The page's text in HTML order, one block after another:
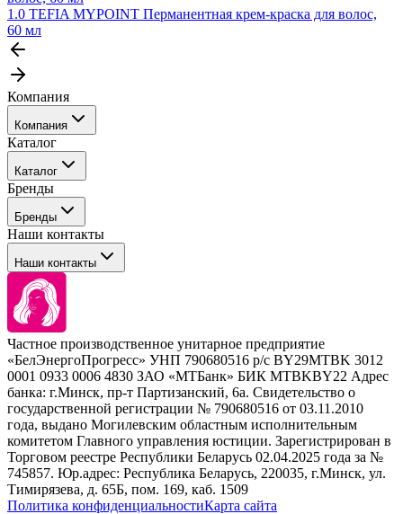
1.0 TEFIA MYPOINT Перманентная крем-краска для волос,
60 мл
Компания
Компания
События
Покупателю
Каталог
Каталог
Профессиональные средства для окрашивания волос
Сервисные средства
Уход
Стайлинг
Брови и ресницы
Барберинг
Наборы
Расходные материалы
Бренды
Бренды
Tefia
Concept
Kezy
Barex
Sim Sensitive
Kebren
Selective Professional
White Line
Наши контакты
Наши контакты
+ 375 44 7233514
+ 375 29 1649505
info@krasabel.by
Офис: г. Минск, ул. Тимирязева 65Б, офис 1509
Склад: г. Минск, ул. Домбровская, 15
Частное производственное унитарное предприятие
«БелЭнергоПрогресс» УНП 790680516 р/с BY29MTBK 3012
0001 0933 0006 4830 ЗАО «МТБанк» БИК MTBKBY22 Адрес
банка: г.Минск, пр-т Партизанский, 6а. Свидетельство о
государственной регистрации № 790680516 от 03.11.2010
года, выдано Могилевским областным исполнительным
комитетом Главного управления юстиции. Зарегистрирован в
Торговом реестре Республики Беларусь 02.04.2025 года за №
745857. Юр.адрес: Республика Беларусь, 220035, г.Минск, ул.
Тимирязева, д. 65Б, пом. 169, каб. 1509
Политика конфиденциальностиКарта сайта